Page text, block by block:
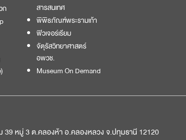
ก
สารสนเทศ
พิพิธภัณฑ์พระรามเก้า
ฟิวเจอร์เรียม
จัตุรัสวิทยาศาสตร์
อพวช.
Museum On Demand
39 หมู่ 3 ต.คลองห้า อ.คลองหลวง จ.ปทุมธานี 12120